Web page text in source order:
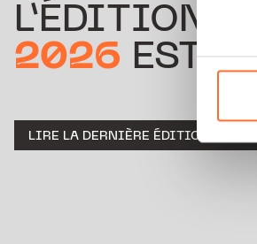
cas
L’ÉDITION
2026 EST
LIRE LA DERNIÈRE ÉDITION E-